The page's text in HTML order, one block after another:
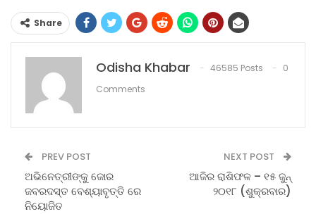
Share
Odisha Khabar 46585 Posts
0
Comments
PREV POST
ଅଭିନେତ୍ରୀଙ୍କୁ ଜୋର
ଜବରଦସ୍ତ ବେଶ୍ୟାବୃତ୍ତି ରେ
ନିୟୋଜିତ
NEXT POST
ଆଜିର ରାଶିଫଳ – ୧୫ ଜୁନ୍
୨୦୧୮ (ଶୁକ୍ରବାର)